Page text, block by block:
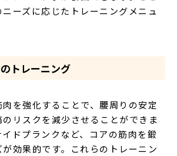
ーズに応じたトレーニングメニュ
トレーニング
を強化することで、腰周りの安定
リスクを減少させることができま
ドプランクなど、コアの筋肉を鍛
効果的です。これらのトレーニン